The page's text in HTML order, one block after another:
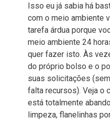
Isso eu já sabia há
com o meio ambiente
tarefa árdua porque
meio ambiente 24
quer fazer isto. Às
do próprio bolso e o
suas solicitações
falta recursos). Veja o
está totalmente
limpeza, flanelinhas